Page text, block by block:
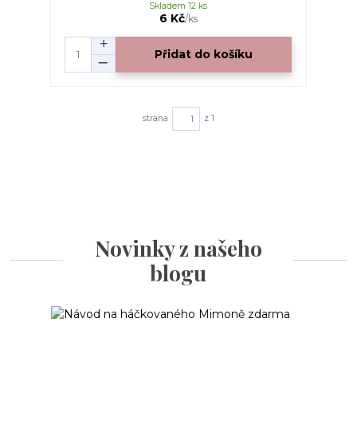
6 Kč/ks
Skladem 12 ks
Přidat do košíku
strana z 1
Novinky z našeho
blogu